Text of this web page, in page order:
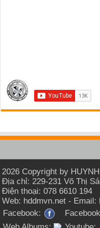
2026 Copyright by
Địa chỉ: 229-231 Võ Thị
Điện thoại: 078 6610 194
Web: hddmvn.net - Email:
Facebook: